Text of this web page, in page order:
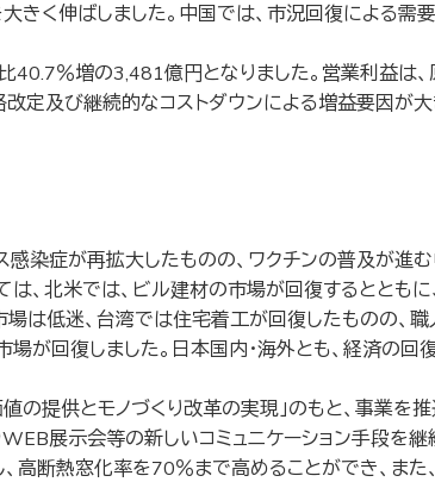
く伸ばしました。中国では、市況回復による需
40.7％増の3,481億円となりました。営業利益は
定及び継続的なコストダウンによる増益要因が
染症が再拡大したものの、ワクチンの普及が進
、北米では、ビル建材の市場が回復するととも
低迷、台湾では住宅着工が回復したものの、職
が回復しました。日本国内・海外とも、経済の
提供とモノづくり改革の実現」のもと、事業を推
展示会等の新しいコミュニケーション手段を
高断熱窓化率を70％まで高めることができ、また